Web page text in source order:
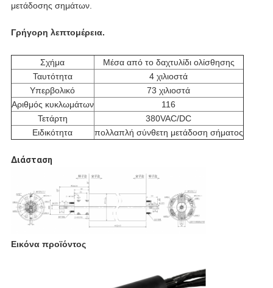
μετάδοσης σημάτων.
Γρήγορη λεπτομέρεια.
Σχήμα
Μέσα από το δαχτυλίδι ολίσθησης
Ταυτότητα
4 χιλιοστά
Υπερβολικό
73 χιλιοστά
Αριθμός κυκλωμάτων
116
Τετάρτη
380VAC/DC
Ειδικότητα
πολλαπλή σύνθετη μετάδοση σήματος
Διάσταση
Εικόνα προϊόντος